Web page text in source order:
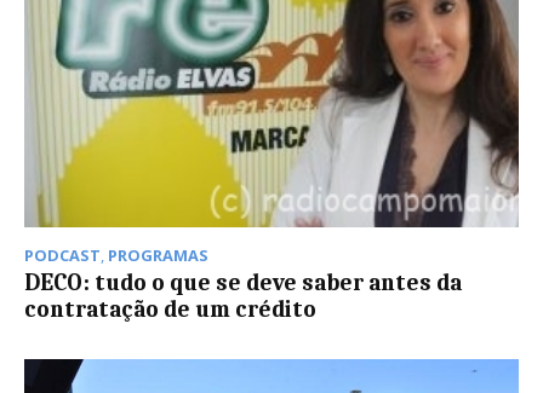
PODCAST PROGRAMAS
DECO: tudo o que se deve saber antes da
contratação de um crédito